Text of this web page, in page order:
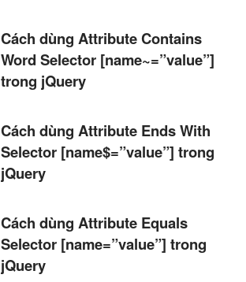
Cách dùng Attribute Contains
Word Selector [name~=”value”]
trong jQuery
Cách dùng Attribute Ends With
Selector [name$=”value”] trong
jQuery
Cách dùng Attribute Equals
Selector [name=”value”] trong
jQuery